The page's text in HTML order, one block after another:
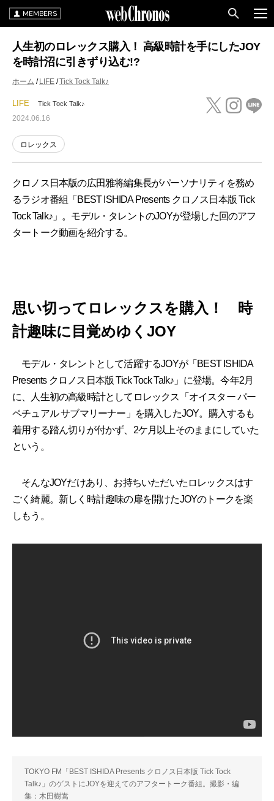
MEMBERS
人生初のロレックス購入！ 高級時計を手にしたJOY
を時計沼に引きずり込む!?
ホーム LIFE Tick Tock Talk♪
LIFE Tick Tock Talk♪
2024.06.16
ロレックス
クロノス日本版の広田雅将編集長がパーソナリティを務め
るラジオ番組「BEST ISHIDA Presents クロノス日本版 Tick
Tock Talk♪」。モデル・タレントのJOYが登場した回のアフ
タートーク動画を紹介する。
思い切ってロレックスを購入！ 時
計趣味に目覚めゆくJOY
モデル・タレントとして活躍するJOYが「BEST ISHIDA
Presents クロノス日本版 Tick Tock Talk♪」に登場。今年2月
に、人生初の高級時計としてロレックス「オイスター パー
ペチュアル サブマリーナー」を購入したJOY。購入するも
着用する踏ん切りが付かず、2ケ月以上そのままにしていた
という。
そんなJOYだけあり、お持ちいただいたロレックスはす
ごく綺麗。新しく時計趣味の扉を開けたJOYのトークを楽
しもう。
TOKYO FM「BEST ISHIDA Presents クロノス日本版 Tick Tock
Talk♪」のゲストにJOYを迎えてのアフタートーク番組。撮影・編
集：木田樹嵩